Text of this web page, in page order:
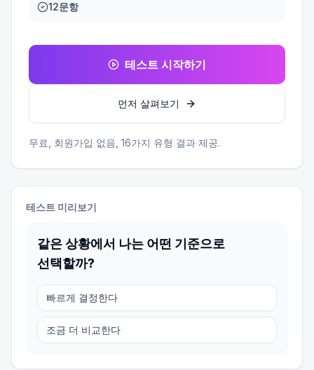
12문항
테스트 시작하기
먼저 살펴보기
무료, 회원가입 없음, 16가지 유형 결과 제공.
테스트 미리보기
같은 상황에서 나는 어떤 기준으로
선택할까?
빠르게 결정한다
조금 더 비교한다